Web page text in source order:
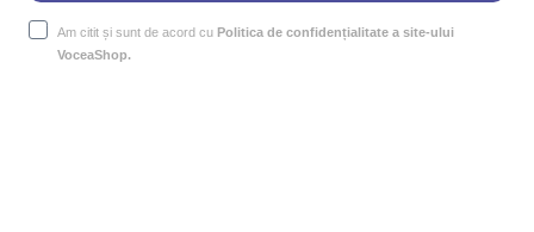
Am citit și sunt de acord cu Politica de confidențialitate a site-ului
VoceaShop.